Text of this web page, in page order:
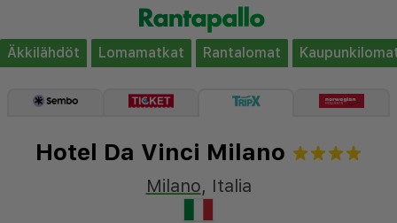
Äkkilähdöt Lomamatkat Rantalomat
Hotel Da Vinci Milano
Milano, Italia